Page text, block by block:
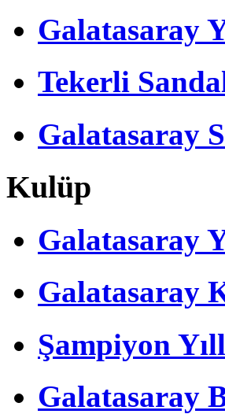
Galatasaray
Tekerli
Galatasaray
Kulüp
Galatasaray
Galatasaray
Şampiyon
Galatasaray